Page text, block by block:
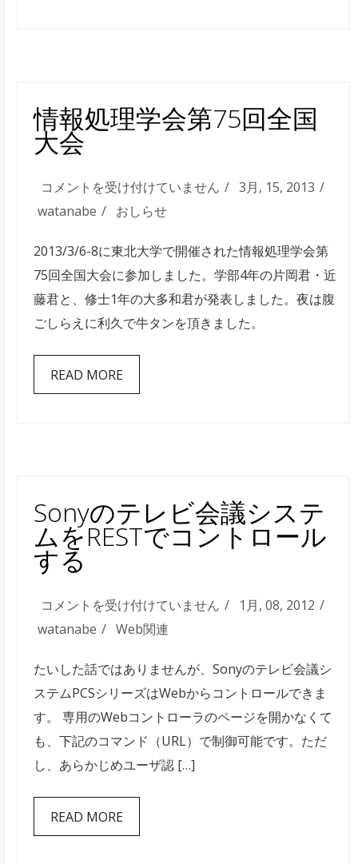
表
示
す
情報処理学会第75回全国
大会
情
報
理
学
会
第
75
回
コメントを受け付けていません
3月, 15, 2013
watanabe
おしらせ
2013/3/6-8に東北大学で開催された情報処理学会第
75回全国大会に参加しました。学部4年の片岡君・近
藤君と、修士1年の大多和君が発表しました。夜は腹
ごしらえに利久で牛タンを頂きました。
READ MORE
Sonyのテレビ会議システ
ムをRESTでコントロール
する
Sony
の
レ
ビ
会
議
シ
ス
テ
コメントを受け付けていません
1月, 08, 2012
watanabe
Web関連
たいした話ではありませんが、Sonyのテレビ会議シ
ステムPCSシリーズはWebからコントロールできま
す。 専用のWebコントローラのページを開かなくて
も、下記のコマンド（URL）で制御可能です。ただ
し、あらかじめユーザ認 […]
READ MORE